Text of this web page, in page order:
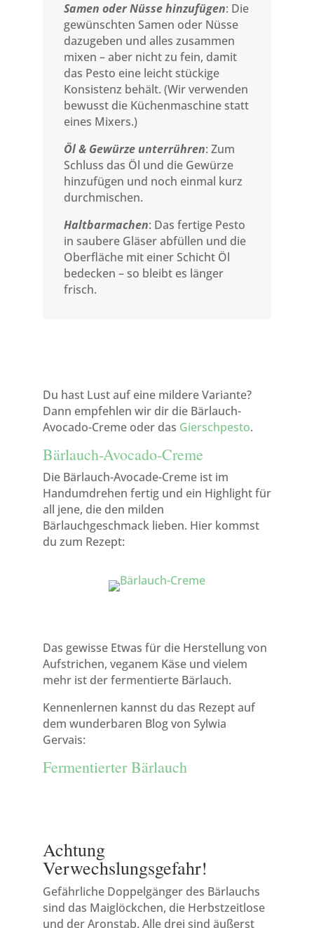
Samen oder Nüsse hinzufügen: Die
gewünschten Samen oder Nüsse
dazugeben und alles zusammen
mixen – aber nicht zu fein, damit
das Pesto eine leicht stückige
Konsistenz behält. (Wir verwenden
bewusst die Küchenmaschine statt
eines Mixers.)
Öl & Gewürze unterrühren: Zum
Schluss das Öl und die Gewürze
hinzufügen und noch einmal kurz
durchmischen.
Haltbarmachen: Das fertige Pesto
in saubere Gläser abfüllen und die
Oberfläche mit einer Schicht Öl
bedecken – so bleibt es länger
frisch.
Du hast Lust auf eine mildere Variante?
Dann empfehlen wir dir die Bärlauch-
Avocado-Creme oder das Gierschpesto.
Bärlauch-Avocado-Creme
Die Bärlauch-Avocade-Creme ist im
Handumdrehen fertig und ein Highlight für
all jene, die den milden
Bärlauchgeschmack lieben. Hier kommst
du zum Rezept:
Das gewisse Etwas für die Herstellung von
Aufstrichen, veganem Käse und vielem
mehr ist der fermentierte Bärlauch.
Kennenlernen kannst du das Rezept auf
dem wunderbaren Blog von Sylwia
Gervais:
Fermentierter Bärlauch
Achtung
Verwechslungsgefahr!
Gefährliche Doppelgänger des Bärlauchs
sind das Maiglöckchen, die Herbstzeitlose
und der Aronstab. Alle drei sind äußerst